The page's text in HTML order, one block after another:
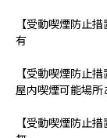
【受動喫煙防止措
有
【受動喫煙防止措
屋内喫煙可能場所
【受動喫煙防止措